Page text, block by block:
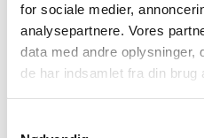
for sociale medier,
analysepartnere. Vores
data med andre oplysninger,
de har indsamlet fra din brug